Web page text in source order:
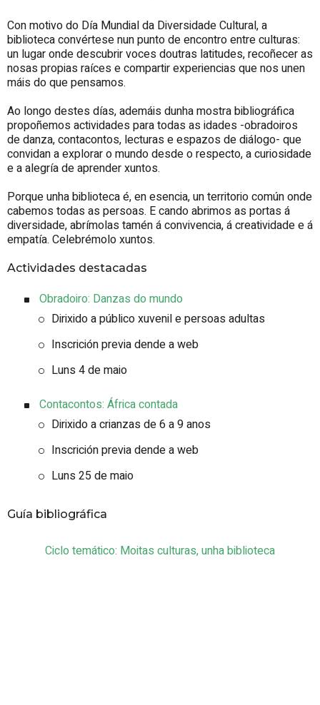
Con motivo do Día Mundial da Diversidade Cultural, a
biblioteca convértese nun punto de encontro entre culturas:
un lugar onde descubrir voces doutras latitudes, recoñecer as
nosas propias raíces e compartir experiencias que nos unen
máis do que pensamos.
Ao longo destes días, ademáis dunha mostra bibliográfica
propoñemos actividades para todas as idades -obradoiros
de danza, contacontos, lecturas e espazos de diálogo- que
convidan a explorar o mundo desde o respecto, a curiosidade
e a alegría de aprender xuntos.
Porque unha biblioteca é, en esencia, un territorio común onde
cabemos todas as persoas. E cando abrimos as portas á
diversidade, abrímolas tamén á convivencia, á creatividade e á
empatía. Celebrémolo xuntos.
Actividades destacadas
Obradoiro: Danzas do mundo
Dirixido a público xuvenil e persoas adultas
Inscrición previa dende a web
Luns 4 de maio
Contacontos: África contada
Dirixido a crianzas de 6 a 9 anos
Inscrición previa dende a web
Luns 25 de maio
Guía bibliográfica
Ciclo temático: Moitas culturas, unha biblioteca